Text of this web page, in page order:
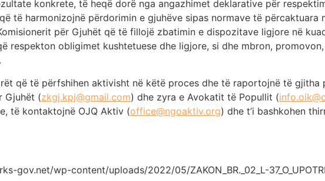
konkrete, të heqë dorë nga angazhimet deklarative për
të harmonizojnë përdorimin e gjuhëve sipas normave të
për Gjuhët që të fillojë zbatimin e dispozitave ligjore në
respekton obligimet kushtetuese dhe ligjore, si dhe mbron,
që të përfshihen aktivisht në këtë proces dhe të raportojnë të
Gjuhët (zkgj.kpj@gmail.com) dhe zyra e Avokatit të Popullit (
të kontaktojnë OJQ Aktiv (office@ngoaktiv.org) dhe t’i bashkohen
gov.net/wp-content/uploads/2022/05/ZAKON_BR._02_L-